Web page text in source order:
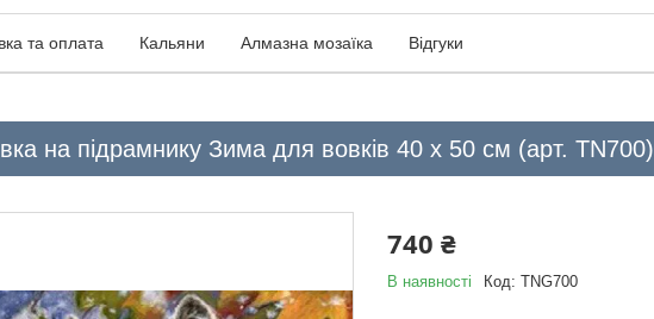
та оплата Кальяни Алмазна мозаїка Відгуки
на підрамнику Зима для вовків 40 х 50 см (арт. TN700)
740 ₴
В наявності Код: TNG700